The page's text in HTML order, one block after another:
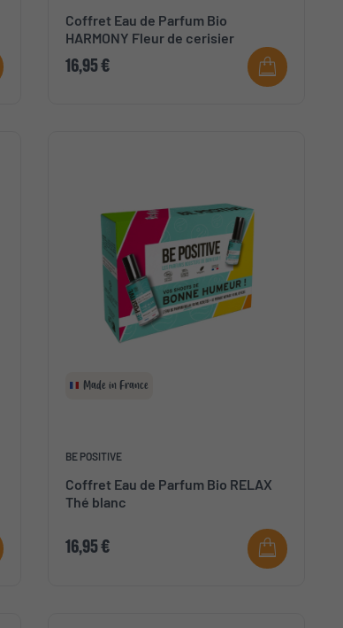
Coffret Eau de Parfum Bio
HARMONY Fleur de cerisier
16,95 €
Made in France
BE POSITIVE
Coffret Eau de Parfum Bio RELAX
Thé blanc
16,95 €